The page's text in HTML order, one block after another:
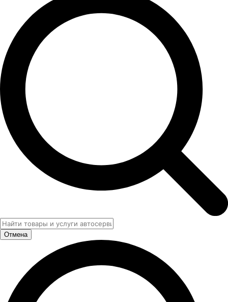
Отмена